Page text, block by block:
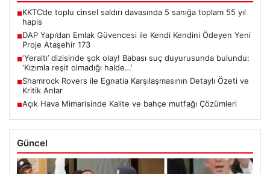
■KKTC’de toplu cinsel saldırı davasında 5 sanığa toplam 55 yıl
hapis
■DAP Yapı’dan Emlak Güvencesi ile Kendi Kendini Ödeyen Yeni
Proje Ataşehir 173
■‘Yeraltı’ dizisinde şok olay! Babası suç duyurusunda bulundu:
‘Kızımla reşit olmadığı halde…’
■Shamrock Rovers ile Egnatia Karşılaşmasının Detaylı Özeti ve
Kritik Anlar
■Açık Hava Mimarisinde Kalite ve bahçe mutfağı Çözümleri
Güncel